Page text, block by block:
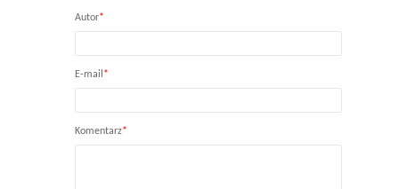
Autor*
E-mail*
Komentarz*